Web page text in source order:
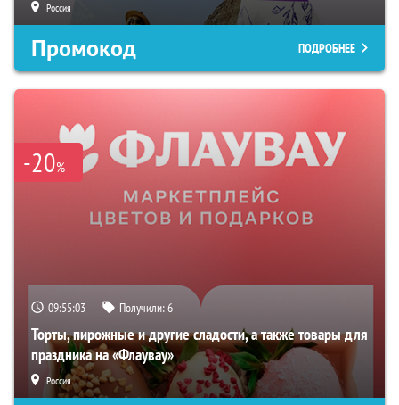
Россия
Промокод ПОДРОБНЕЕ
-20%
09:55:02 Получили:6
Торты, пирожные и другие сладости, а также товары для
праздника на «Флаувау»
Россия